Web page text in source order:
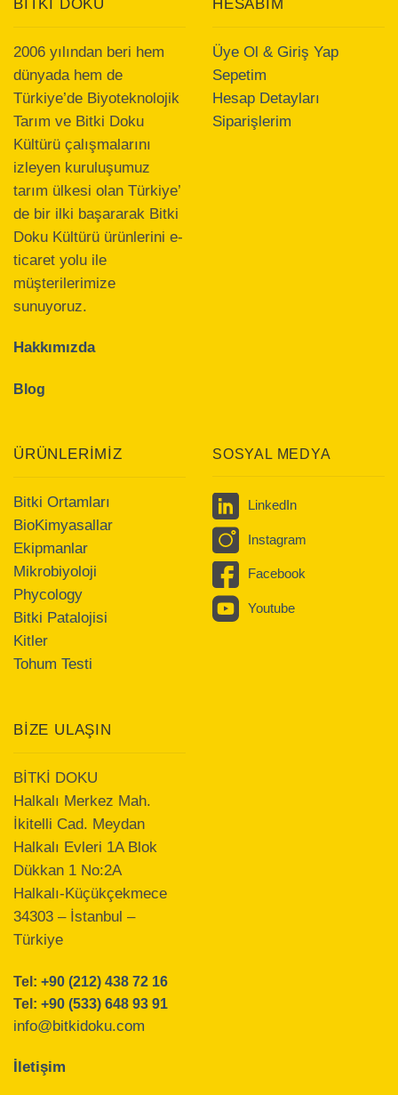
BİTKİ DOKU
2006 yılından beri hem
dünyada hem de
Türkiye’de Biyoteknolojik
Tarım ve Bitki Doku
Kültürü çalışmalarını
izleyen kuruluşumuz
tarım ülkesi olan Türkiye’
de bir ilki başararak Bitki
Doku Kültürü ürünlerini e-
ticaret yolu ile
müşterilerimize
sunuyoruz.
Hakkımızda
Blog
HESABIM
Üye Ol & Giriş Yap
Sepetim
Hesap Detayları
Siparişlerim
ÜRÜNLERİMİZ
Bitki Ortamları
BioKimyasallar
Ekipmanlar
Mikrobiyoloji
Phycology
Bitki Patalojisi
Kitler
Tohum Testi
SOSYAL MEDYA
LinkedIn
Instagram
Facebook
Youtube
BIZE ULAŞIN
BİTKİ DOKU
Halkalı Merkez Mah.
İkitelli Cad. Meydan
Halkalı Evleri 1A Blok
Dükkan 1 No:2A
Halkalı-Küçükçekmece
34303 – İstanbul –
Türkiye
Tel: +90 (212) 438 72 16
Tel: +90 (533) 648 93 91
info@bitkidoku.com
İletişim